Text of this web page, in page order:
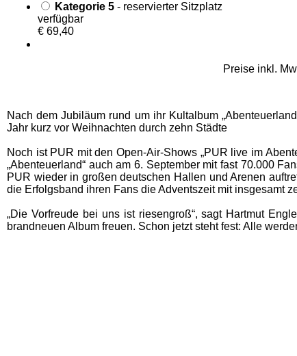
Kategorie 5 - reservierter Sitzplatz
verfügbar
€ 69,40
Preise inkl.
Nach dem Jubiläum rund um ihr Kultalbum
Jahr kurz vor Weihnachten durch zehn Städte
Noch ist PUR mit den Open-Air-Shows „PUR live im
„Abenteuerland“ auch am 6. September mit fast 70.000
PUR wieder in großen deutschen Hallen und Arenen
die Erfolgsband ihren Fans die Adventszeit mit insgesamt
„Die Vorfreude bei uns ist riesengroß“, sagt Hartmut
brandneuen Album freuen. Schon jetzt steht fest: Alle